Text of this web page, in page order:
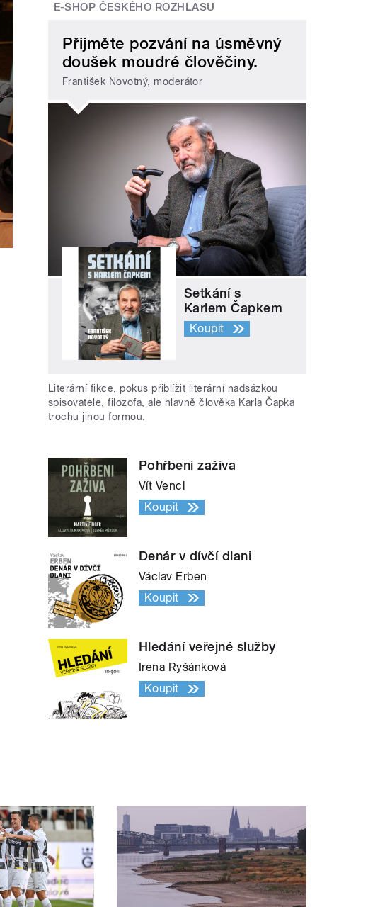
E-SHOP ČESKÉHO ROZHLASU
Přijměte pozvání na úsměvný
doušek moudré člověčiny.
František Novotný, moderátor
Setkání s
Karlem Čapkem
Koupit
Literární fikce, pokus přiblížit literární nadsázkou
spisovatele, filozofa, ale hlavně člověka Karla Čapka
trochu jinou formou.
Pohřbeni zaživa
Vít Vencl
Koupit
Denár v dívčí dlani
Václav Erben
Koupit
Hledání veřejné služby
Irena Ryšánková
Koupit